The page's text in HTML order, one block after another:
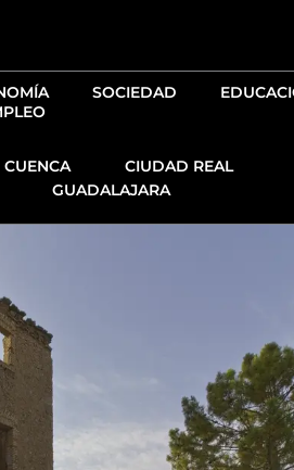
SOCIEDAD
CUENCA
CIUDAD REAL
GUADALAJARA